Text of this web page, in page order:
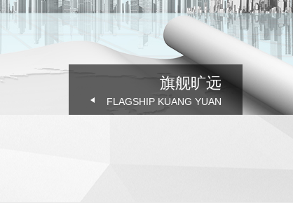
旗舰旷远
FLAGSHIP KUANG YUAN